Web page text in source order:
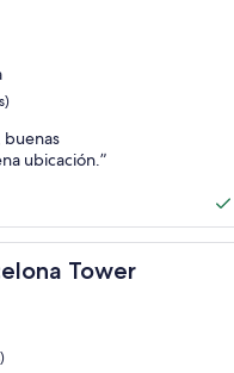
buenas
ubicación.”
Tower